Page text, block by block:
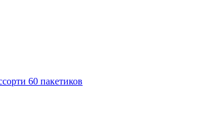
60 пакетиков